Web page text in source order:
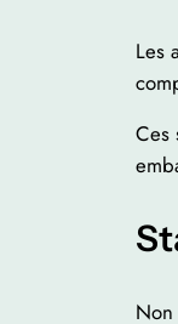
Les
Ces